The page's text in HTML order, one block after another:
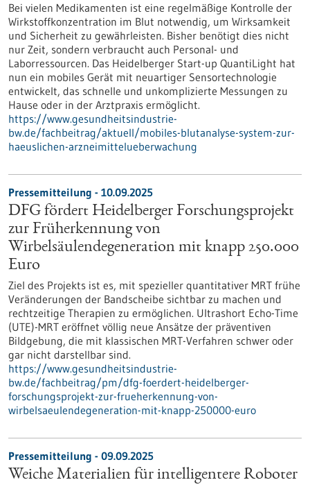
Bei vielen Medikamenten ist eine regelmäßige Kontrolle der
Wirkstoffkonzentration im Blut notwendig, um Wirksamkeit
und Sicherheit zu gewährleisten. Bisher benötigt dies nicht
nur Zeit, sondern verbraucht auch Personal- und
Laborressourcen. Das Heidelberger Start-up QuantiLight hat
nun ein mobiles Gerät mit neuartiger Sensortechnologie
entwickelt, das schnelle und unkomplizierte Messungen zu
Hause oder in der Arztpraxis ermöglicht.
https://www.gesundheitsindustrie-
bw.de/fachbeitrag/aktuell/mobiles-blutanalyse-system-zur-
haeuslichen-arzneimittelueberwachung
Pressemitteilung - 10.09.2025
DFG fördert Heidelberger Forschungsprojekt
zur Früherkennung von
Wirbelsäulendegeneration mit knapp 250.000
Euro
Ziel des Projekts ist es, mit spezieller quantitativer MRT frühe
Veränderungen der Bandscheibe sichtbar zu machen und
rechtzeitige Therapien zu ermöglichen. Ultrashort Echo-Time
(UTE)-MRT eröffnet völlig neue Ansätze der präventiven
Bildgebung, die mit klassischen MRT-Verfahren schwer oder
gar nicht darstellbar sind.
https://www.gesundheitsindustrie-
bw.de/fachbeitrag/pm/dfg-foerdert-heidelberger-
forschungsprojekt-zur-frueherkennung-von-
wirbelsaeulendegeneration-mit-knapp-250000-euro
Pressemitteilung - 09.09.2025
Weiche Materialien für intelligentere Roboter